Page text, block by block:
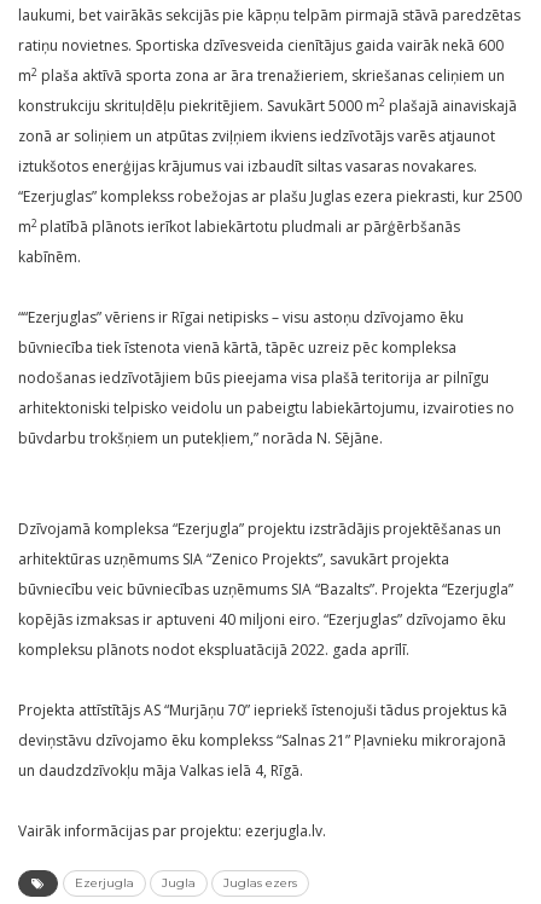
laukumi, bet vairākās sekcijās pie kāpņu telpām pirmajā stāvā paredzētas
ratiņu novietnes. Sportiska dzīvesveida cienītājus gaida vairāk nekā 600
m2 plaša aktīvā sporta zona ar āra trenažieriem, skriešanas celiņiem un
konstrukciju skrituļdēļu piekritējiem. Savukārt 5000 m2 plašajā ainaviskajā
zonā ar soliņiem un atpūtas zviļņiem ikviens iedzīvotājs varēs atjaunot
iztukšotos enerģijas krājumus vai izbaudīt siltas vasaras novakares.
“Ezerjuglas” komplekss robežojas ar plašu Juglas ezera piekrasti, kur 2500
m2 platībā plānots ierīkot labiekārtotu pludmali ar pārģērbšanās
kabīnēm.
““Ezerjuglas” vēriens ir Rīgai netipisks – visu astoņu dzīvojamo ēku
būvniecība tiek īstenota vienā kārtā, tāpēc uzreiz pēc kompleksa
nodošanas iedzīvotājiem būs pieejama visa plašā teritorija ar pilnīgu
arhitektoniski telpisko veidolu un pabeigtu labiekārtojumu, izvairoties no
būvdarbu trokšņiem un putekļiem,” norāda N. Sējāne.
Dzīvojamā kompleksa “Ezerjugla” projektu izstrādājis projektēšanas un
arhitektūras uzņēmums SIA “Zenico Projekts”, savukārt projekta
būvniecību veic būvniecības uzņēmums SIA “Bazalts”. Projekta “Ezerjugla”
kopējās izmaksas ir aptuveni 40 miljoni eiro. “Ezerjuglas” dzīvojamo ēku
kompleksu plānots nodot ekspluatācijā 2022. gada aprīlī.
Projekta attīstītājs AS “Murjāņu 70” iepriekš īstenojuši tādus projektus kā
deviņstāvu dzīvojamo ēku komplekss “Salnas 21” Pļavnieku mikrorajonā
un daudzdzīvokļu māja Valkas ielā 4, Rīgā.
Vairāk informācijas par projektu: ezerjugla.lv.
Ezerjugla Jugla Juglas ezers